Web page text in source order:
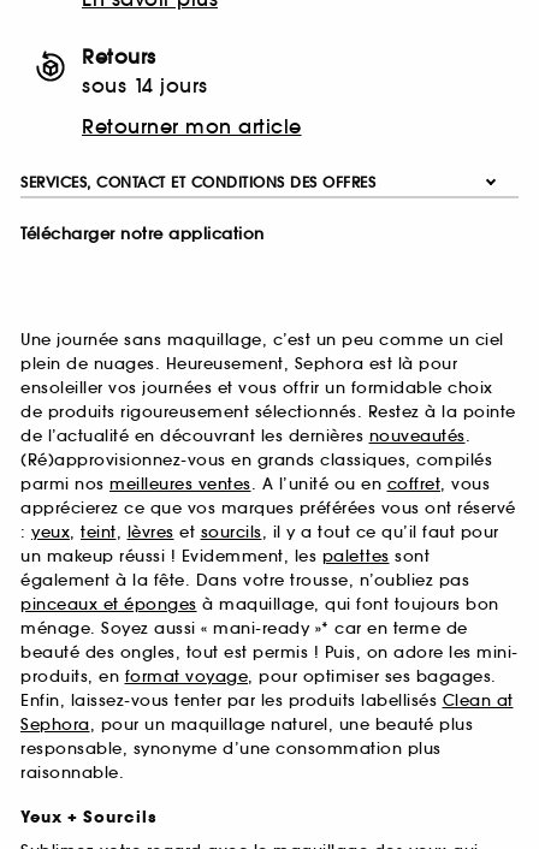
Retours
sous 14 jours
Retourner mon article
SERVICES, CONTACT ET CONDITIONS DES OFFRES
Télécharger notre application
Une journée sans maquillage, c’est un peu comme un ciel
plein de nuages. Heureusement, Sephora est là pour
ensoleiller vos journées et vous offrir un formidable choix
de produits rigoureusement sélectionnés. Restez à la pointe
de l’actualité en découvrant les dernières nouveautés.
(Ré)approvisionnez-vous en grands classiques, compilés
parmi nos meilleures ventes. A l’unité ou en coffret, vous
apprécierez ce que vos marques préférées vous ont réservé
: yeux, teint, lèvres et sourcils, il y a tout ce qu’il faut pour
un makeup réussi ! Evidemment, les palettes sont
également à la fête. Dans votre trousse, n’oubliez pas
pinceaux et éponges à maquillage, qui font toujours bon
ménage. Soyez aussi « mani-ready »* car en terme de
beauté des ongles, tout est permis ! Puis, on adore les mini-
produits, en format voyage, pour optimiser ses bagages.
Enfin, laissez-vous tenter par les produits labellisés Clean at
Sephora, pour un maquillage naturel, une beauté plus
responsable, synonyme d’une consommation plus
raisonnable.
Yeux + Sourcils